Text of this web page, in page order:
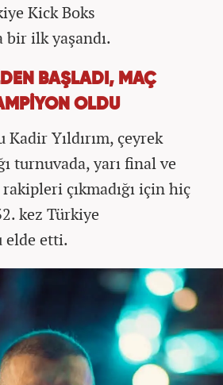
Kick Boks
bir ilk yaşandı.
BAŞLADI, MAÇ
OLDU
Yıldırım, çeyrek
turnuvada, yarı final ve
çıkmadığı için hiç
kez Türkiye
elde etti.